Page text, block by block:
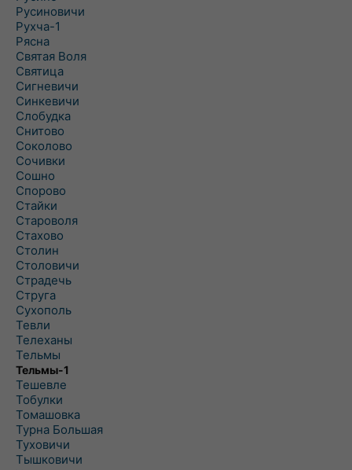
Русиновичи
Рухча-1
Рясна
Святая Воля
Святица
Сигневичи
Синкевичи
Слобудка
Снитово
Соколово
Сочивки
Сошно
Спорово
Стайки
Староволя
Стахово
Столин
Столовичи
Страдечь
Струга
Сухополь
Тевли
Телеханы
Тельмы
Тельмы-1
Тешевле
Тобулки
Томашовка
Турна Большая
Туховичи
Тышковичи